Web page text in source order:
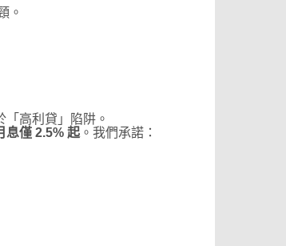
。
高利貸」陷阱。
息僅 2.5% 起 。我們承諾：